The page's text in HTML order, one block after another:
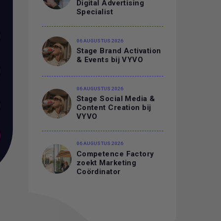
Digital Advertising
Specialist
06 AUGUSTUS 2026
Stage Brand Activation
& Events bij VYVO
06 AUGUSTUS 2026
Stage Social Media &
Content Creation bij
VYVO
06 AUGUSTUS 2026
Competence Factory
zoekt Marketing
Coördinator